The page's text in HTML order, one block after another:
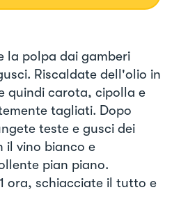
la polpa dai gamberi
Riscaldate dell'olio in
quindi carota, cipolla e
tagliati. Dopo
teste e gusci dei
il vino bianco e
pian piano.
ora, schiacciate il tutto e